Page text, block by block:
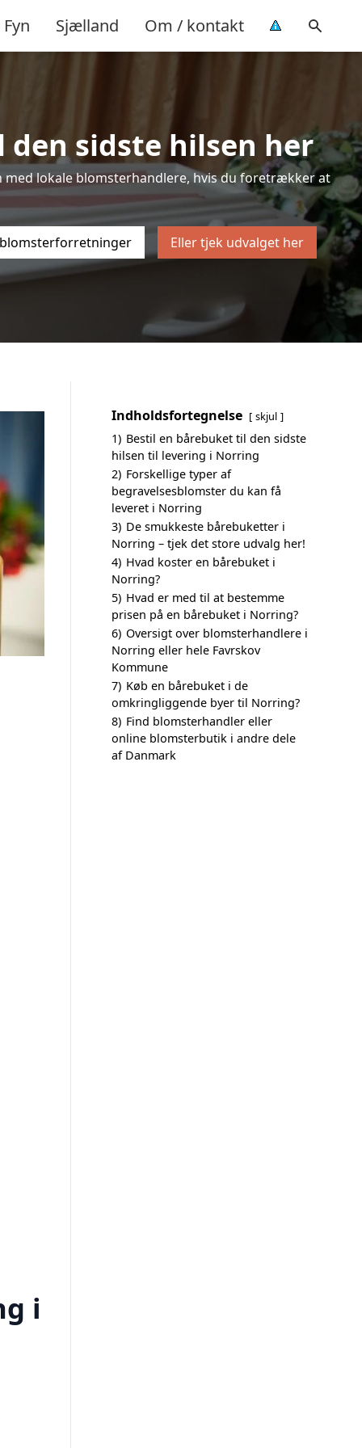
Fyn Sjælland Om / kontakt
sidste hilsen her
lokale blomsterhandlere, hvis du foretrækker at
Eller tjek udvalget her
i
Indholdsfortegnelse skjul
1) Bestil en bårebuket til den sidste
hilsen til levering i Norring
2) Forskellige typer af
begravelsesblomster du kan få
leveret i Norring
3) De smukkeste bårebuketter i
Norring – tjek det store udvalg her!
4) Hvad koster en bårebuket i
Norring?
5) Hvad er med til at bestemme
prisen på en bårebuket i Norring?
6) Oversigt over blomsterhandlere i
Norring eller hele Favrskov
Kommune
7) Køb en bårebuket i de
omkringliggende byer til Norring?
8) Find blomsterhandler eller
online blomsterbutik i andre dele
af Danmark